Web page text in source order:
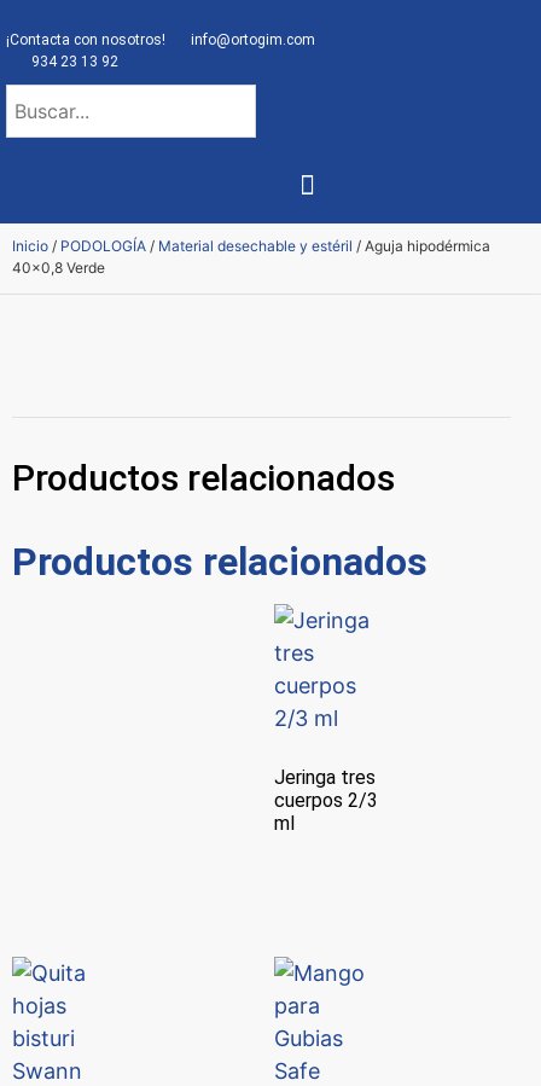
¡Contacta con nosotros!
info@ortogim.com
934 23 13 92
Inicio / PODOLOGÍA / Material desechable y estéril / Aguja hipodérmica
40×0,8 Verde
Productos relacionados
Productos relacionados
Jeringa tres
cuerpos 2/3
ml